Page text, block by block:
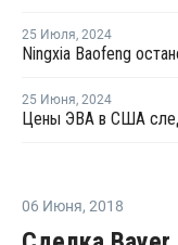
25 Июля, 2024
25 Июня, 2024
06 Июня, 2018